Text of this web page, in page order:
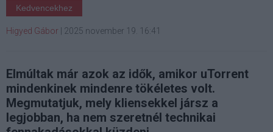
Kedvencekhez
Higyed Gábor 2025 november 19. 16:41
Elmúltak már azok az idők, amikor uTorrent
mindenkinek mindenre tökéletes volt.
Megmutatjuk, mely kliensekkel jársz a
legjobban, ha nem szeretnél technikai